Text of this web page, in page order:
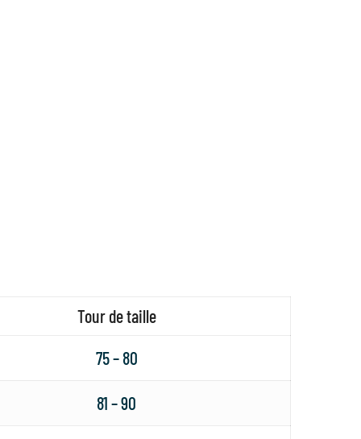
Tour de taille
75 – 80
81 – 90